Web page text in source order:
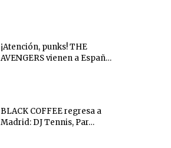
¡Atención, punks! THE
AVENGERS vienen a Españ…
BLACK COFFEE regresa a
Madrid: DJ Tennis, Par…